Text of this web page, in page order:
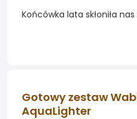
Końcówka lata skłoniła
Modeling Soil. Jest to
przeznaczony do
Gotowy zestaw
AquaLighter